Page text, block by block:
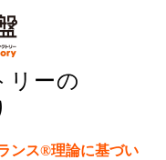
リーの
ンス®理論に基づい